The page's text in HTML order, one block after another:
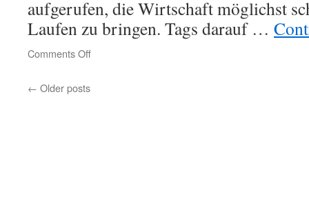
aufgerufen, die Wirtschaft möglichst
Laufen zu bringen. Tags darauf …
Comments Offon
← Older posts